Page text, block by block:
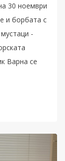
30 ноември
и борбата с
-
Варна се